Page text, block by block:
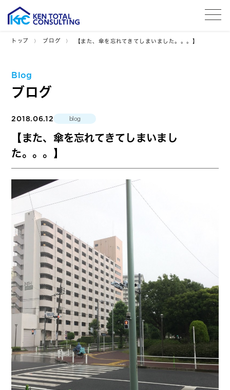
トップ ブログ 【また、傘を忘れてきてしまいました。。。】
Blog
ブログ
2018.06.12 blog
【また、傘を忘れてきてしまいまし
た。。。】